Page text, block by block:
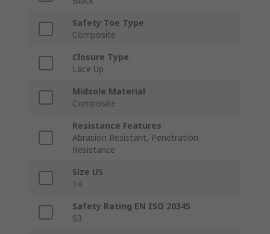
Safety Toe Type
Composite
Closure Type
Lace Up
Midsole Material
Composite
Resistance Features
Abrasion Resistant, Penetration
Resistance
Size US
14
Safety Rating EN ISO 20345
S3